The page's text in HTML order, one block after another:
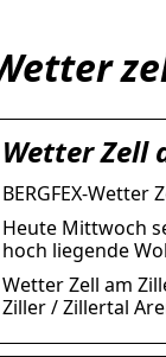
Wetter Zell
BERGFEX-
Heute Mittwoch
hoch liegende
Wetter Zell am
Ziller / Zillertal